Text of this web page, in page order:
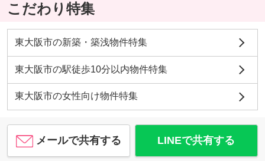
こだわり特集
東大阪市の新築・築浅物件特集
東大阪市の駅徒歩10分以内物件特集
東大阪市の女性向け物件特集
メールで共有する LINEで共有する